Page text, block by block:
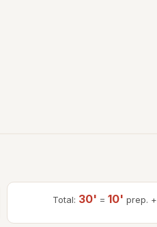
Total: 30' = 10' prep. +